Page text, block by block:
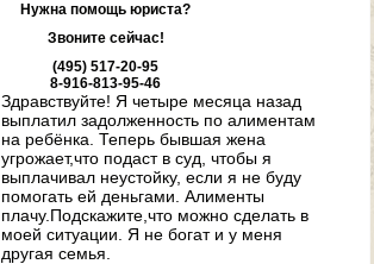
Нужна помощь юриста?
Звоните сейчас!
(495) 517-20-95
8-916-813-95-46
Здравствуйте! Я четыре месяца назад
выплатил задолженность по алиментам
на ребёнка. Теперь бывшая жена
угрожает,что подаст в суд, чтобы я
выплачивал неустойку, если я не буду
помогать ей деньгами. Алименты
плачу.Подскажите,что можно сделать в
моей ситуации. Я не богат и у меня
другая семья.